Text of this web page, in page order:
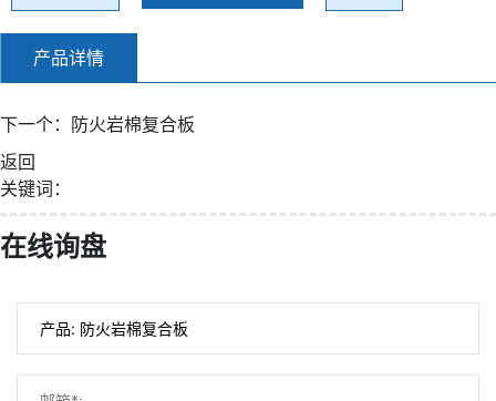
产品详情
下一个： 防火岩棉复合板
返回
关键词：
在线询盘